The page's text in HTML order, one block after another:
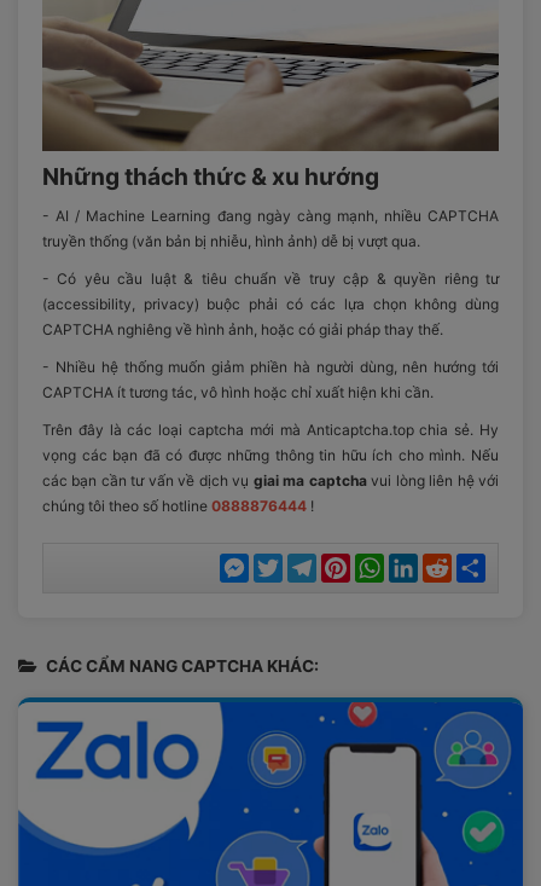
Những thách thức & xu hướng
- AI / Machine Learning đang ngày càng mạnh, nhiều CAPTCHA
truyền thống (văn bản bị nhiễu, hình ảnh) dễ bị vượt qua.
- Có yêu cầu luật & tiêu chuẩn về truy cập & quyền riêng tư
(accessibility, privacy) buộc phải có các lựa chọn không dùng
CAPTCHA nghiêng về hình ảnh, hoặc có giải pháp thay thế.
- Nhiều hệ thống muốn giảm phiền hà người dùng, nên hướng tới
CAPTCHA ít tương tác, vô hình hoặc chỉ xuất hiện khi cần.
Trên đây là các loại captcha mới mà Anticaptcha.top chia sẻ. Hy
vọng các bạn đã có được những thông tin hữu ích cho mình. Nếu
các bạn cần tư vấn về dịch vụ giai ma captchavui lòng liên hệ với
chúng tôi theo số hotline 0888876444 !
Messenger
TwitterTelegramPinterestWhatsAppLinkedInReddit
CÁC CẨM NANG CAPTCHA KHÁC: